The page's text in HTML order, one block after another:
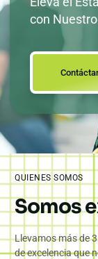
con
QUIENES SOMOS
Somos
Llevamos más de
de excelencia que